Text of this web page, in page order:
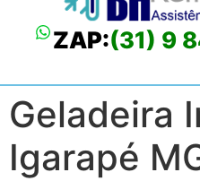
ZAP:(31) 9
Geladeira
Igarapé